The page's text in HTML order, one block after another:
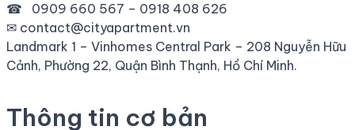
☎
0909 660 567 – 0918 408 626
✉ contact@cityapartment.vn
Landmark 1 – Vinhomes Central Park – 208 Nguyễn Hữu
Cảnh, Phường 22, Quận Bình Thạnh, Hồ Chí Minh.
Thông tin cơ bản